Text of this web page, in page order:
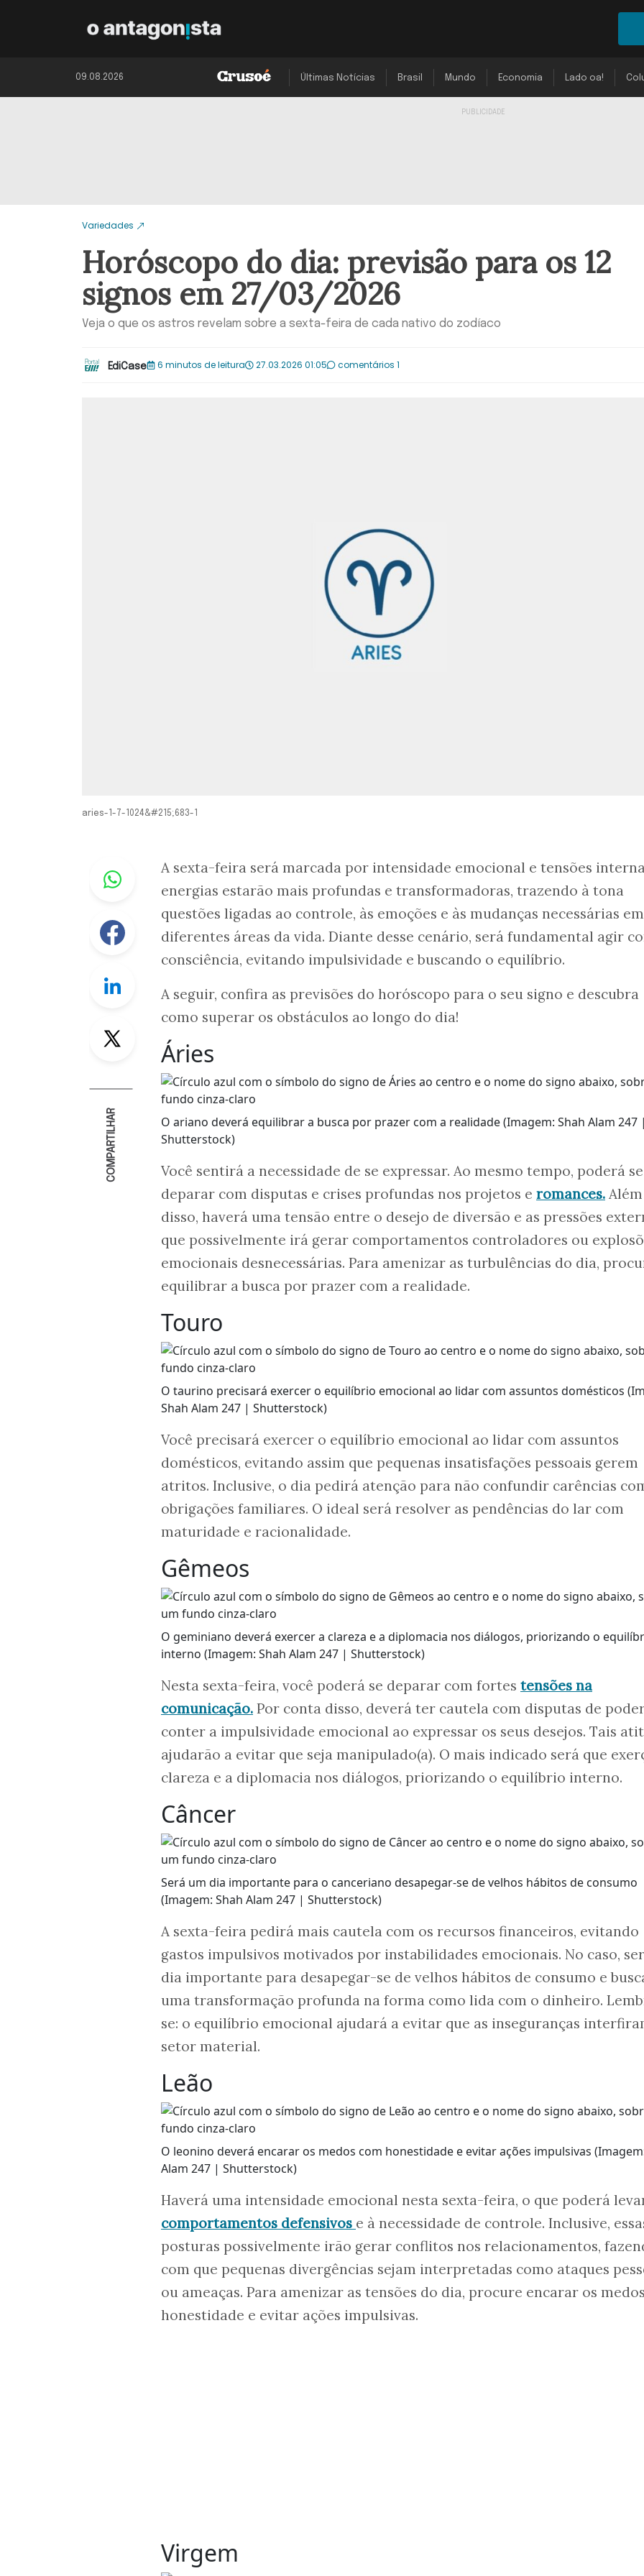
09.08.2026 Últimas Notícias Brasil Mundo Economia Lado oa!
Variedades
Horóscopo do dia: previsão para os 12
signos em 27/03/2026
Veja o que os astros revelam sobre a sexta-feira de cada nativo do zodíaco
EdiCase 6 minutos de leitura 27.03.2026 01:05 comentários 1
aries-1-7-1024&#215;683-1
Whastapp
Facebook
Twitter
COMPARTILHAR
A sexta-feira será marcada por intensidade emocional e tensões
energias estarão mais profundas e transformadoras, trazendo à tona
questões ligadas ao controle, às emoções e às mudanças necessárias em
diferentes áreas da vida. Diante desse cenário, será fundamental agir
consciência, evitando impulsividade e buscando o equilíbrio.
A seguir, confira as previsões do horóscopo para o seu signo e descubra
como superar os obstáculos ao longo do dia!
Áries
O ariano deverá equilibrar a busca por prazer com a realidade (Imagem: Shah Alam 247 |
Shutterstock)
Você sentirá a necessidade de se expressar. Ao mesmo tempo, poderá se
deparar com disputas e crises profundas nos projetos e romances. Além
disso, haverá uma tensão entre o desejo de diversão e as pressões
que possivelmente irá gerar comportamentos controladores ou
emocionais desnecessárias. Para amenizar as turbulências do dia,
equilibrar a busca por prazer com a realidade.
Touro
O taurino precisará exercer o equilíbrio emocional ao lidar com assuntos domésticos
Shah Alam 247 | Shutterstock)
Você precisará exercer o equilíbrio emocional ao lidar com assuntos
domésticos, evitando assim que pequenas insatisfações pessoais gerem
atritos. Inclusive, o dia pedirá atenção para não confundir carências
obrigações familiares. O ideal será resolver as pendências do lar com
maturidade e racionalidade.
Gêmeos
O geminiano deverá exercer a clareza e a diplomacia nos diálogos, priorizando o
interno (Imagem: Shah Alam 247 | Shutterstock)
Nesta sexta-feira, você poderá se deparar com fortes tensões na
comunicação. Por conta disso, deverá ter cautela com disputas de
conter a impulsividade emocional ao expressar os seus desejos. Tais
ajudarão a evitar que seja manipulado(a). O mais indicado será que
clareza e a diplomacia nos diálogos, priorizando o equilíbrio interno.
Câncer
Será um dia importante para o canceriano desapegar-se de velhos hábitos de consumo
(Imagem: Shah Alam 247 | Shutterstock)
A sexta-feira pedirá mais cautela com os recursos financeiros, evitando
gastos impulsivos motivados por instabilidades emocionais. No caso,
dia importante para desapegar-se de velhos hábitos de consumo e
uma transformação profunda na forma como lida com o dinheiro.
se: o equilíbrio emocional ajudará a evitar que as inseguranças
setor material.
Leão
O leonino deverá encarar os medos com honestidade e evitar ações impulsivas
Alam 247 | Shutterstock)
Haverá uma intensidade emocional nesta sexta-feira, o que poderá
comportamentos defensivos e à necessidade de controle. Inclusive,
posturas possivelmente irão gerar conflitos nos relacionamentos,
com que pequenas divergências sejam interpretadas como ataques
ou ameaças. Para amenizar as tensões do dia, procure encarar os
honestidade e evitar ações impulsivas.
Virgem